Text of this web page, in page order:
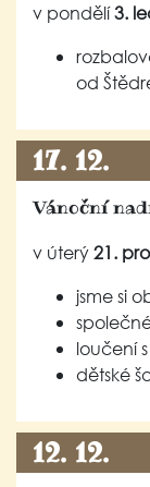
v pondělí3.
od
17. 12.
Vánoční
v úterý21.
jsme si
loučení
dětské
12. 12.